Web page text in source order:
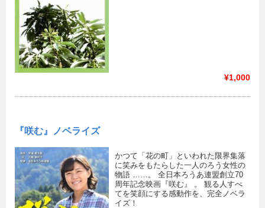
¥1,000
『咲む』ノベライズ
かつて「花の町」といわれた限界集落
に笑みをもたらした一人のろう女性の
物語 ……。 全日本ろうあ連盟創立70
周年記念映画『咲む』 。 観る人すべ
てを笑顔にする感動作を、完全ノベラ
イズ！